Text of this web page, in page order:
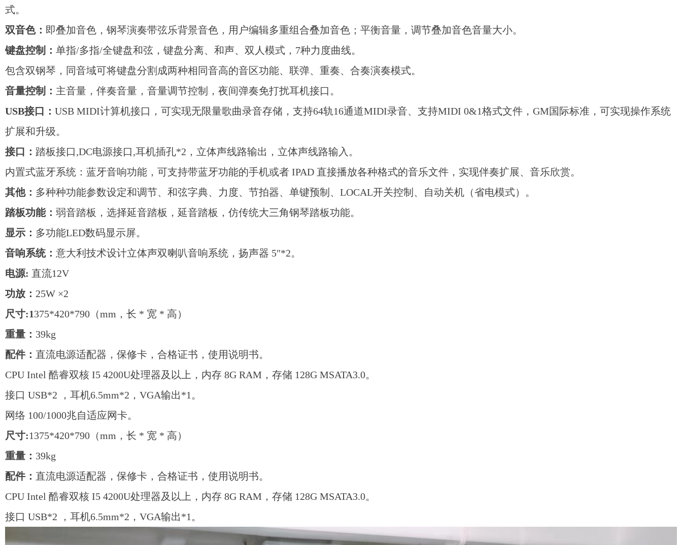
式。
双音色： 即叠加音色，钢琴演奏带弦乐背景音色，用户编辑多重组合叠加音色；平衡音量，调节叠加音色音量大小。
键盘控制： 单指/多指/全键盘和弦，键盘分离、和声、双人模式，7种力度曲线。
包含双钢琴，同音域可将键盘分割成两种相同音高的音区功能、联弹、重奏、合奏演奏模式。
音量控制： 主音量，伴奏音量，音量调节控制，夜间弹奏免打扰耳机接口。
USB接口： USB MIDI计算机接口，可实现无限量歌曲录音存储，支持64轨16通道MIDI录音、支持MIDI 0&1格式文件，GM国际标准，可实现操作系统
扩展和升级。
接口： 踏板接口,DC电源接口,耳机插孔*2，立体声线路输出，立体声线路输入。
内置式蓝牙系统：蓝牙音响功能，可支持带蓝牙功能的手机或者 IPAD 直接播放各种格式的音乐文件，实现伴奏扩展、音乐欣赏。
其他： 多种种功能参数设定和调节、和弦字典、力度、节拍器、单键预制、LOCAL开关控制、自动关机（省电模式）。
踏板功能： 弱音踏板，选择延音踏板，延音踏板，仿传统大三角钢琴踏板功能。
显示： 多功能LED数码显示屏。
音响系统： 意大利技术设计立体声双喇叭音响系统，扬声器 5″*2。
电源: 直流12V
功放： 25W ×2
尺寸:1375*420*790（mm，长 * 宽 * 高）
重量： 39kg
配件： 直流电源适配器，保修卡，合格证书，使用说明书。
CPU Intel 酷睿双核 I5 4200U处理器及以上，内存 8G RAM，存储 128G MSATA3.0。
接口 USB*2 ，耳机6.5mm*2，VGA输出*1。
网络 100/1000兆自适应网卡。
尺寸:1375*420*790（mm，长 * 宽 * 高）
重量： 39kg
配件： 直流电源适配器，保修卡，合格证书，使用说明书。
CPU Intel 酷睿双核 I5 4200U处理器及以上，内存 8G RAM，存储 128G MSATA3.0。
接口 USB*2 ，耳机6.5mm*2，VGA输出*1。